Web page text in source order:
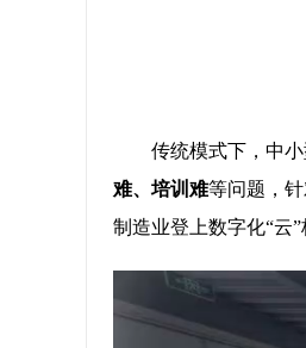
传统模式下，中
难、培训难等问题，
制造业登上数字化“云”